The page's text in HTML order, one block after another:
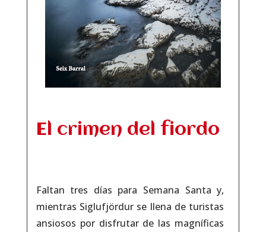
El crimen del fiordo
Faltan tres días para Semana Santa y,
mientras Siglufjördur se llena de turistas
ansiosos por disfrutar de las magníficas